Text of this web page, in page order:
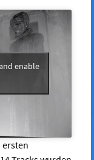
enable
ersten